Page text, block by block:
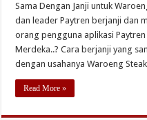
Sama Dengan Janji untuk
dan leader Paytren berjanji dan
orang pengguna aplikasi
Merdeka..? Cara berjanji yang
dengan usahanya Waroeng
Read More »